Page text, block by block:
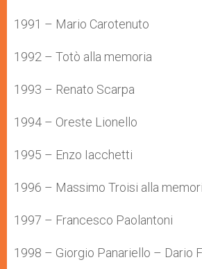
1991 – Mario Carotenuto
1992 – Totò alla memoria
1993 – Renato Scarpa
1994 – Oreste Lionello
1995 – Enzo Iacchetti
1996 – Massimo Troisi alla
1997 – Francesco Paolantoni
1998 – Giorgio Panariello – Dario